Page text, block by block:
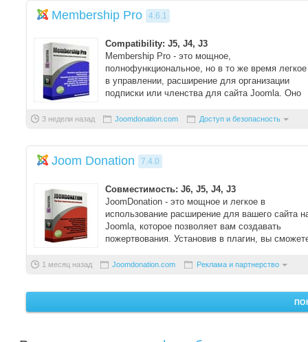
Membership Pro 4.6.1
Compatibility: J5, J4, J3
Membership Pro - это мощное,
полнофункциональное, но в то же время легкое
в управлении, расширение для организации
подписки или членства для сайта Joomla. Оно
3 недели назад Joomdonation.com Доступ и безопасность
Joom Donation 7.4.0
Совместимость: J6, J5, J4, J3
JoomDonation - это мощное и легкое в
использование расширение для вашего сайта
Joomla, которое позволяет вам создавать
пожертвования. Установив в плагин, вы
1 месяц назад Joomdonation.com Реклама и партнерство